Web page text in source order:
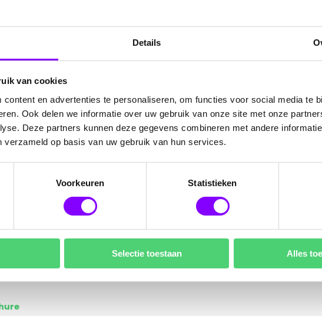
Details
van cookies
content en advertenties te personaliseren, om functies voor social media te
Ook delen we informatie over uw gebruik van onze site met onze
Deze partners kunnen deze gegevens combineren met andere
verzameld op basis van uw gebruik van hun services.
Voorkeuren Statistieken
Selectie toestaan Alles
van onafhankelijk
Volgens Mike isWortell de
van Nederland
te helpen bij een
hebben we een breed
Benieuwd wat we voor
een van onze brochures of
aankomende events!